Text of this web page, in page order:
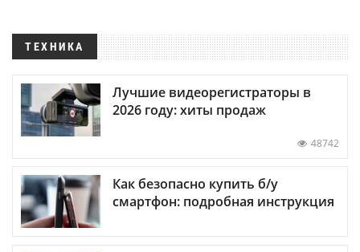
ТЕХНИКА
Лучшие видеорегистраторы в
2026 году: хиты продаж
48742
Как безопасно купить б/у
смартфон: подробная инструкция